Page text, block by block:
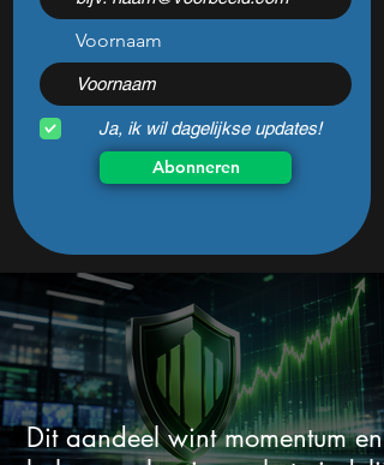
kantelt
Voornaam
Ja, ik wil dagelijkse updates!
Abonneren
Dit aandeel wint momentum en